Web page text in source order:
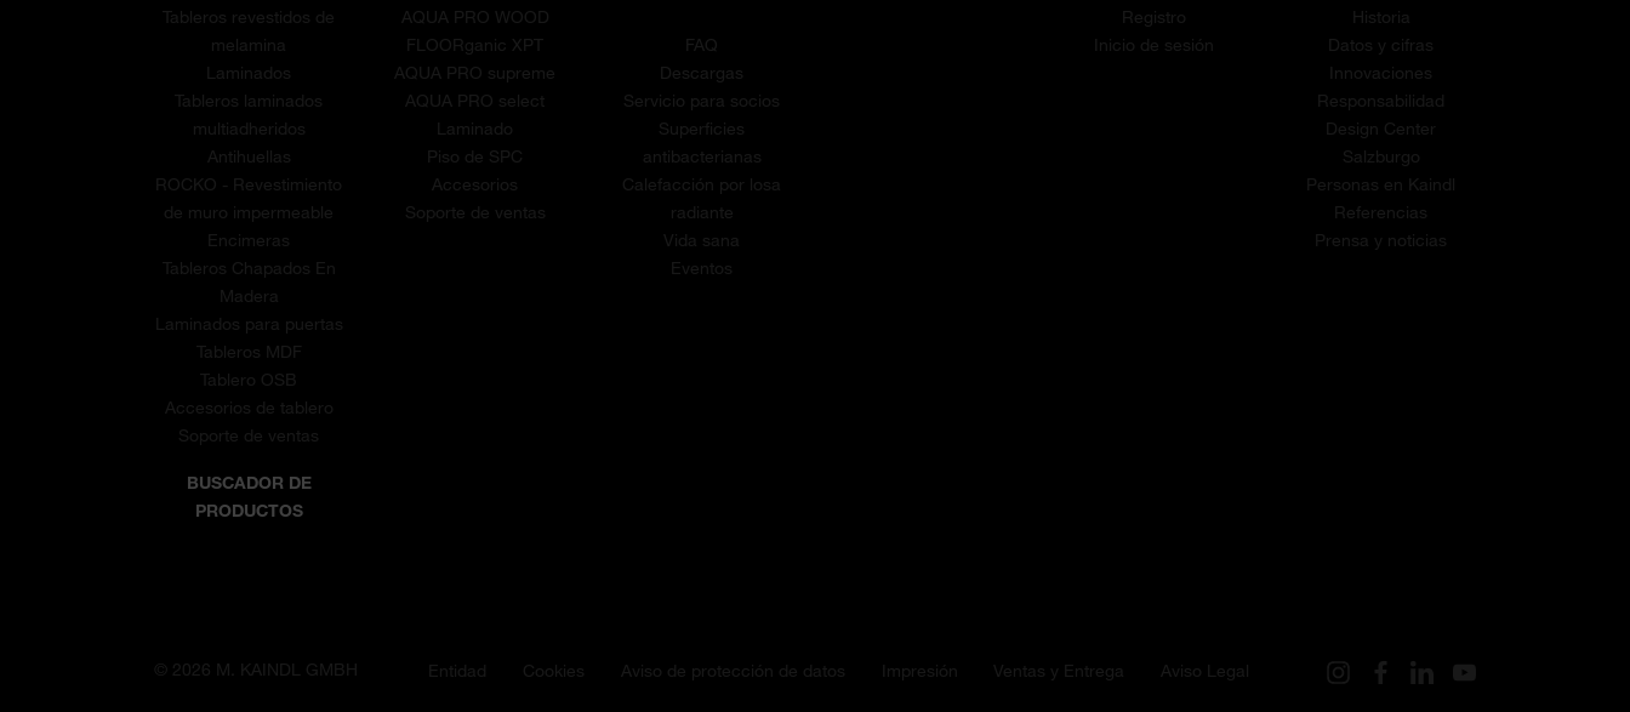
Tableros revestidos de
melamina
Laminados
Tableros laminados
multiadheridos
Antihuellas
ROCKO - Revestimiento
de muro impermeable
Encimeras
Tableros Chapados En
Madera
Laminados para puertas
Tableros MDF
Tablero OSB
Accesorios de tablero
Soporte de ventas
AQUA PRO WOOD
FLOORganic XPT
AQUA PRO supreme
AQUA PRO select
Laminado
Piso de SPC
Accesorios
Soporte de ventas
FAQ
Descargas
Servicio para socios
Superficies
antibacterianas
Calefacción por losa
radiante
Vida sana
Eventos
Registro
Inicio de sesión
Historia
Datos y cifras
Innovaciones
Responsabilidad
Design Center
Salzburgo
Personas en Kaindl
Referencias
Prensa y noticias
BUSCADOR DE
PRODUCTOS
Entidad Cookies Aviso de protección de datos Impresión Ventas y Entrega Aviso Legal
© 2026 M. KAINDL GMBH